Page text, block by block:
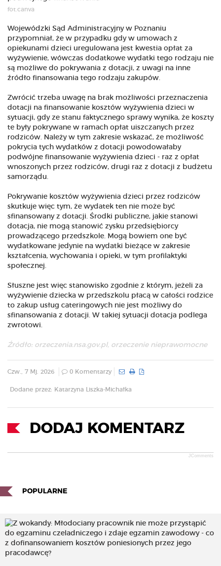
fot.canva
Wojewódzki Sąd Administracyjny w Poznaniu
przypomniał, że w przypadku gdy w umowach z
opiekunami dzieci uregulowana jest kwestia opłat za
wyżywienie, wówczas dodatkowe wydatki tego rodzaju nie
są możliwe do pokrywania z dotacji, z uwagi na inne
źródło finansowania tego rodzaju zakupów.
Zwrócić trzeba uwagę na brak możliwości przeznaczenia
dotacji na finansowanie kosztów wyżywienia dzieci w
sytuacji, gdy ze stanu faktycznego sprawy wynika, że koszty
te były pokrywane w ramach opłat uiszczanych przez
rodziców. Należy w tym zakresie wskazać, że możliwość
pokrycia tych wydatków z dotacji powodowałaby
podwójne finansowanie wyżywienia dzieci - raz z opłat
wnoszonych przez rodziców, drugi raz z dotacji z budżetu
samorządu.
Pokrywanie kosztów wyżywienia dzieci przez rodziców
skutkuje więc tym, że wydatek ten nie może być
sfinansowany z dotacji. Środki publiczne, jakie stanowi
dotacja, nie mogą stanowić zysku przedsiębiorcy
prowadzącego przedszkole. Mogą bowiem one być
wydatkowane jedynie na wydatki bieżące w zakresie
kształcenia, wychowania i opieki, w tym profilaktyki
społecznej.
Słuszne jest więc stanowisko zgodnie z którym, jeżeli za
wyżywienie dziecka w przedszkolu płacą w całości rodzice
to zakup usług cateringowych nie jest możliwy do
sfinansowania z dotacji. W takiej sytuacji dotacja podlega
zwrotowi.
Źródło: orzeczenia.nsa.gov.pl, orzeczenie nieprawomocne
Czw., 7 Mj. 2026 0 Komentarzy
Dodane przez: Katarzyna Liszka-Michałka
DODAJ KOMENTARZ
JComments
POPULARNE